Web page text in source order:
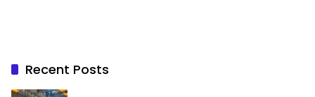
Recent Posts